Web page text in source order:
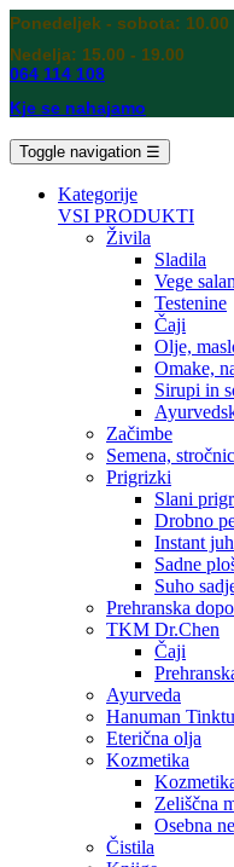
Ponedeljek - sobota: 10.00
Nedelja: 15.00 - 19.00
064 114 108
Kje se nahajamo
Toggle navigation ☰
Kategorije
VSI PRODUKTI
Živila
Sladila
Vege
Testenine
Čaji
Olje,
Omake,
Sirupi in
Začimbe
Semena,
Prigrizki
Slani
Drobno
Instant
Sadne
Suho
Prehranska
TKM Dr.Chen
Čaji
Ayurveda
Hanuman
Eterična olja
Kozmetika
Zeliščna
Osebna
Čistila